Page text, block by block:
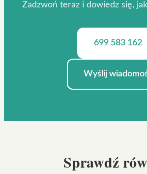
Zadzwoń teraz i dowiedz się,
699 583 162
Wyślij
Sprawdź